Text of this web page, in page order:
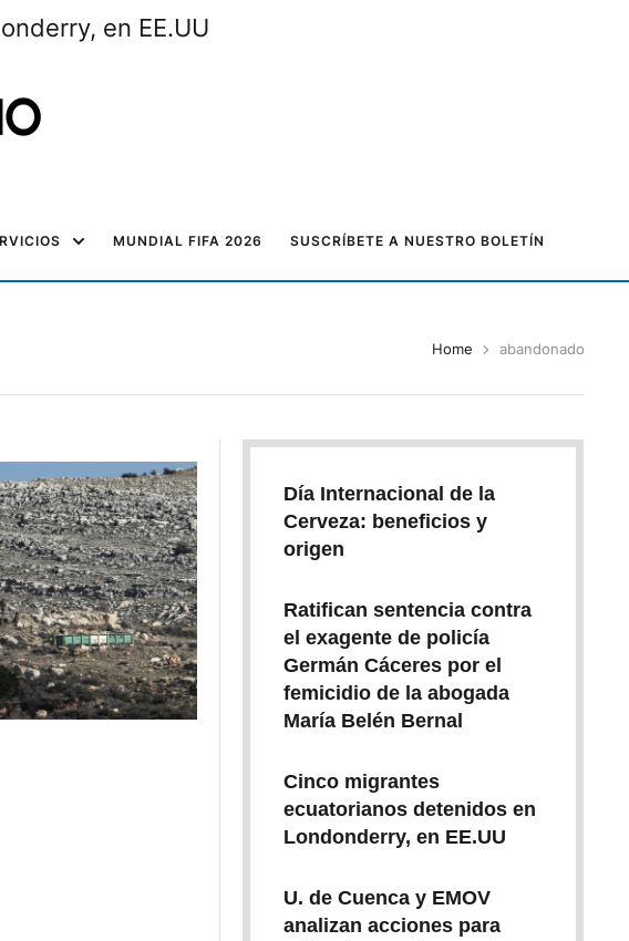
en EE.UU
MUNDIAL FIFA 2026 SUSCRÍBETE A NUESTRO BOLETÍN
Home abandonado
Día Internacional de la
Cerveza: beneficios y
origen
Ratifican sentencia contra
el exagente de policía
Germán Cáceres por el
femicidio de la abogada
María Belén Bernal
Cinco migrantes
ecuatorianos detenidos en
Londonderry, en EE.UU
U. de Cuenca y EMOV
analizan acciones para